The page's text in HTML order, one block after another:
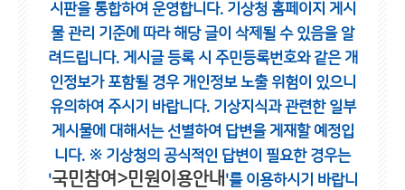
시판을 통합하여 운영합니다. 기상청 홈페이지 게시
물 관리 기준에 따라 해당 글이 삭제될 수 있음을 알
려드립니다. 게시글 등록 시 주민등록번호와 같은 개
인정보가 포함될 경우 개인정보 노출 위험이 있으니
유의하여 주시기 바랍니다. 기상지식과 관련한 일부
게시물에 대해서는 선별하여 답변을 게재할 예정입
니다. ※ 기상청의 공식적인 답변이 필요한 경우는
'국민참여>민원이용안내 '를 이용하시기 바랍니